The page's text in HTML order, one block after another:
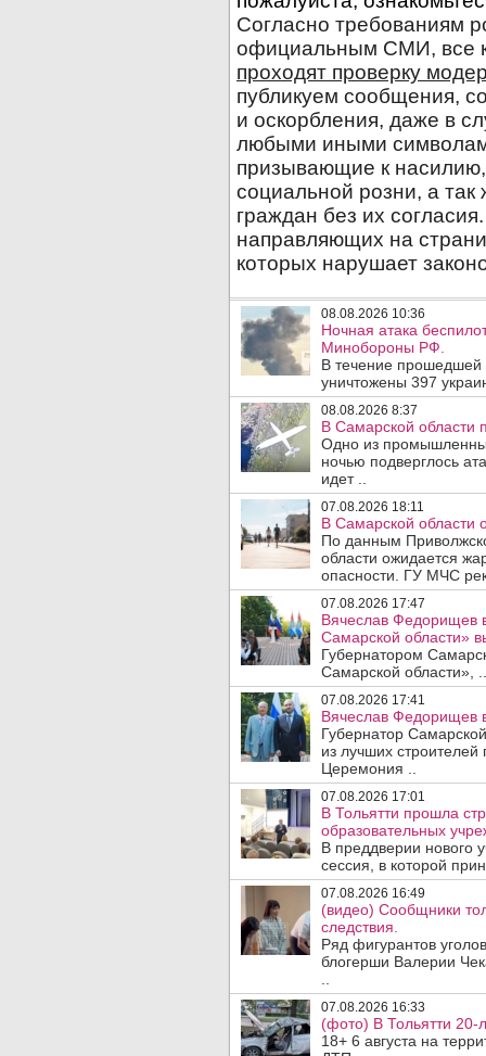
08.08.2026 10:36
Ночная атака
Минобороны РФ.
В течение
уничтожены 397
08.08.2026 8:37
В Самарской области
Одно из
ночью подверглось
идет ..
07.08.2026 18:11
В Самарской области
По данным
области ожидается
опасности. ГУ МЧС
07.08.2026 17:47
Вячеслав Федорищев
Самарской области»
Губернатором
Самарской области», ..
07.08.2026 17:41
Вячеслав Федорищев
Губернатор
из лучших
Церемония ..
07.08.2026 17:01
В Тольятти прошла
образовательных
В преддверии нового
сессия, в которой
07.08.2026 16:49
(видео) Сообщники
следствия.
Ряд фигурантов
блогерши Валерии
07.08.2026 16:33
(фото) В Тольятти 20-
18+ 6 августа на